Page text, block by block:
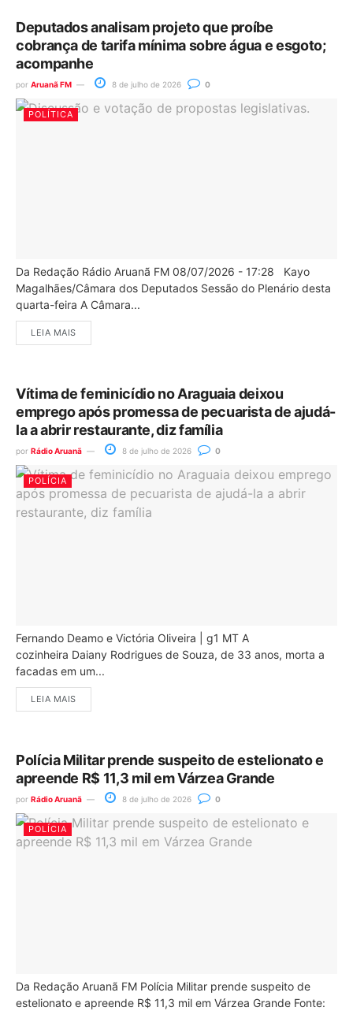
Deputados analisam projeto que proíbe
cobrança de tarifa mínima sobre água e esgoto;
acompanhe
por Aruanã FM 8 de julho de 2026 0
POLÍTICA
Da Redação Rádio Aruanã FM 08/07/2026 - 17:28 Kayo
Magalhães/Câmara dos Deputados Sessão do Plenário desta
quarta-feira A Câmara...
LEIA MAIS
Vítima de feminicídio no Araguaia deixou
emprego após promessa de pecuarista de ajudá-
la a abrir restaurante, diz família
por Rádio Aruanã 8 de julho de 2026 0
POLÍCIA
Fernando Deamo e Victória Oliveira | g1 MT A
cozinheira Daiany Rodrigues de Souza, de 33 anos, morta a
facadas em um...
LEIA MAIS
Polícia Militar prende suspeito de estelionato e
apreende R$ 11,3 mil em Várzea Grande
por Rádio Aruanã 8 de julho de 2026 0
POLÍCIA
Da Redação Aruanã FM Polícia Militar prende suspeito de
estelionato e apreende R$ 11,3 mil em Várzea Grande Fonte: